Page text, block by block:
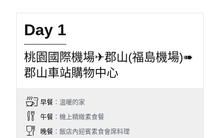
Day 1
桃園國際機場✈郡山(福島機場)➠
郡山車站購物中心
早餐：溫暖的家
午餐：機上精緻素食餐
晚餐：飯店內迎賓素食會席料理